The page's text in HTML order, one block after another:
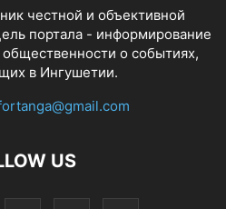
честной и объективной
портала - информирование
о событиях,
в Ингушетии.
US